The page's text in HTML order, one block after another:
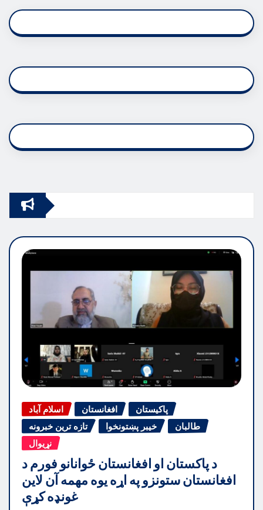
اسلام آباد افغانستان
پاکیستان
تازه ترین خبرونه
خیبر پښتونخوا
طالبان
نړیوال
د پاکستان او افغانستان ځوانانو فورم د
افغانستان ستونزو په اړه یوه مهمه آن لاین
غونډه کړې